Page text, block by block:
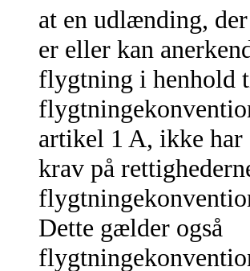
at en udlænding,
er eller kan
flygtning i henhold
artikel 1 A, ikke har
krav på
Dette gælder også